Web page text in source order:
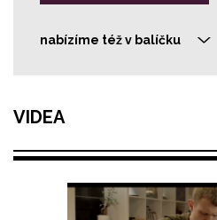
nabízíme též v balíčku >
VIDEA